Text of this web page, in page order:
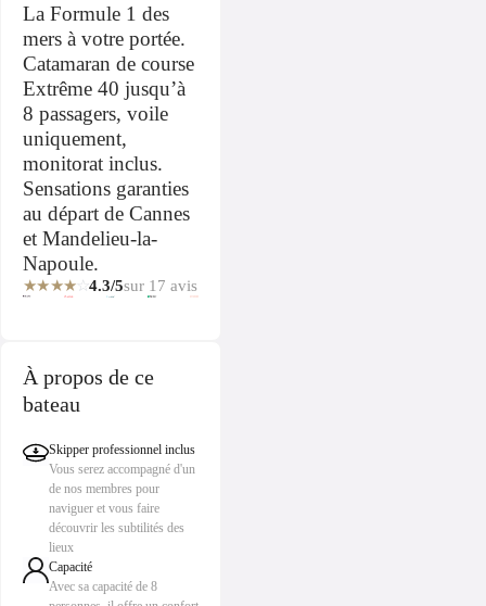
La Formule 1 des
mers à votre portée.
Catamaran de course
Extrême 40 jusqu’à
8 passagers, voile
uniquement,
monitorat inclus.
Sensations garanties
au départ de Cannes
et Mandelieu-la-
Napoule.
★★★★ ☆4.3/5sur 17 avis
À propos de ce
bateau
Skipper professionnel inclus
Vous serez accompagné d'un
de nos membres pour
naviguer et vous faire
découvrir les subtilités des
lieux
Capacité
Avec sa capacité de 8